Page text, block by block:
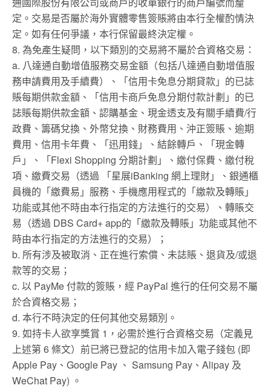
定。交易是否屬於海外實體零售簽賬將由本行全權酌情決
定。如有任何爭議，本行保留最終決定權。
8. 為免產生疑問，以下類別的交易將不屬於合資格交易：
a. 八達通自動增值服務交易金額（包括八達通自動增值服
務申請費用及手續費）、「信用卡免息分期貸款」的已誌
賬每期供款金額、「信用卡商戶免息分期付款計劃」的已
誌賬每期供款金額、認購基金、現金透支及有關手續費/行
政費、籌碼兌換、外幣兌換、財務費用、沖正簽賬、逾期
費用、信用卡年費、「迅用錢」、結餘轉戶、「現金轉
戶」、「Flexi Shopping 分期計劃」、繳付保費、繳付稅
項、繳費交易（透過 「星展iBanking 網上理財」、銀通櫃
員機的「繳費易」服務、手機應用程式的「繳款及轉賬」
功能或其他不時由本行指定的方法進行的交易）、轉賬交
易（透過 DBS Card+ app的「繳款及轉賬」功能或其他不
時由本行指定的方法進行的交易）；
b. 所有涉及被取消、正在進行索償、未誌賬、退貨及/或退
款等的交易；
c. 以 PayMe 付款的簽賬，經 PayPal 進行的任何交易不屬
於合資格交易；
d. 本行不時決定的任何其他交易類別。
9. 如持卡人欲享獎賞 1，必需於進行合資格交易（定義見
上述第 6 條文）前已將已登記的信用卡加入電子錢包 (即
Apple Pay、Google Pay 、 Samsung Pay、Alipay 及
WeChat Pay) 。